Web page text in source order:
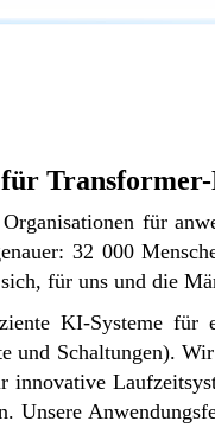
für
32 000
für uns und die
KI-Systeme für
und Schaltungen).
Unsere